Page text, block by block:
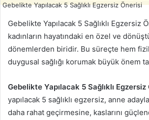
Gebelikte Yapılacak 5 Sağlıklı Egzersiz Önerisi
Gebelikte Yapılacak 5 Sağlıklı Egzersiz
kadınların hayatındaki en özel ve
dönemlerden biridir. Bu süreçte hem
duygusal sağlığı korumak büyük önem
Gebelikte Yapılacak 5 Sağlıklı
yapılacak 5 sağlıklı egzersiz, anne
daha rahat geçirmesine, kaslarını